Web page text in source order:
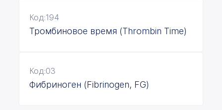
Код:194
Тромбиновое время (Thrombin Time)
Код:03
Фибриноген (Fibrinogen, FG)